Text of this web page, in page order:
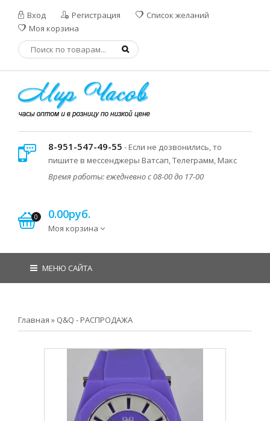
Вход Регистрация
Список желаний
Моя корзина
8-951-547-49-55 - Если не дозвонились, то
пишите в мессенджеры Ватсап, Телеграмм, Макс
Время работы: ежедневно с 08-00 до 17-00
0 0.00руб.
Моя корзина
МЕНЮ САЙТА
Главная » Q&Q - РАСПРОДАЖА